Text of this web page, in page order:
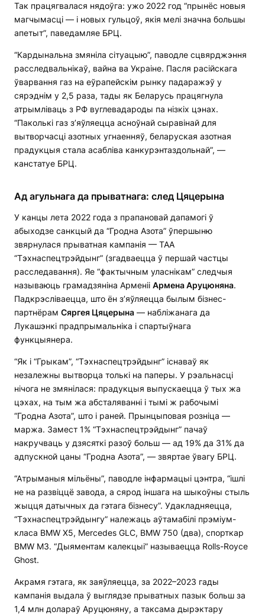
Так працягвалася нядоўга: ужо 2022 год “прынёс новыя
магчымасці — і новых гульцоў, якія мелі значна большы
апетыт”, паведамляе БРЦ.
“Кардынальна змяніла сітуацыю”, паводле сцвярджэння
расследвальнікаў, вайна ва Украіне. Пасля расійскага
ўварвання газ на еўрапейскім рынку падаражэў у
сярэднім у 2,5 раза, тады як Беларусь працягнула
атрымліваць з РФ вуглевадароды па нізкіх цэнах.
“Паколькі газ з’яўляецца асноўнай сыравінай для
вытворчасці азотных угнаенняў, беларуская азотная
прадукцыя стала асабліва канкурэнтаздольнай”, —
канстатуе БРЦ.
Ад агульнага да прыватнага: след Цяцерына
У канцы лета 2022 года з прапановай дапамогі ў
абыходзе санкцый да “Гродна Азота” ўпершыню
звярнулася прыватная кампанія — ТАА
“Тэхнаспецтрэйдынг” (згадваецца ў першай частцы
расследавання). Яе “фактычным уласнікам” следчыя
называюць грамадзяніна Арменіі Армена Аруцюняна.
Падкрэсліваецца, што ён з’яўляецца былым бізнес-
партнёрам Сяргея Цяцерына — набліжанага да
Лукашэнкі прадпрымальніка і спартыўнага
функцыянера.
“Як і “Грыкам”, “Тэхнаспецтрэйдынг” існаваў як
незалежны вытворца толькі на паперы. У рэальнасці
нічога не змянілася: прадукцыя выпускаецца ў тых жа
цэхах, на тым жа абсталяванні і тымі ж рабочымі
“Гродна Азота”, што і раней. Прынцыповая розніца —
маржа. Замест 1% “Тэхнаспецтрэйдынг” пачаў
накручваць у дзясяткі разоў больш — ад 19% да 31% да
адпускной цаны “Гродна Азота”, — звяртае ўвагу БРЦ.
“Атрыманыя мільёны”, паводле інфармацыі цэнтра, “ішлі
не на развіццё завода, а сярод іншага на шыкоўны стыль
жыцця датычных да гэтага бізнесу”. Удакладняецца,
“Тэхнаспецтрэйдынгу” належаць аўтамабілі прэміум-
класа BMW X5, Mercedes GLC, BMW 750 (два), спорткар
BMW M3. “Дыяментам калекцыі” называецца Rolls-Royce
Ghost.
Акрамя гэтага, як заяўляецца, за 2022–2023 гады
кампанія выдала ў выглядзе прыватных пазык больш за
1,4 млн долараў Аруцюняну, а таксама дырэктару